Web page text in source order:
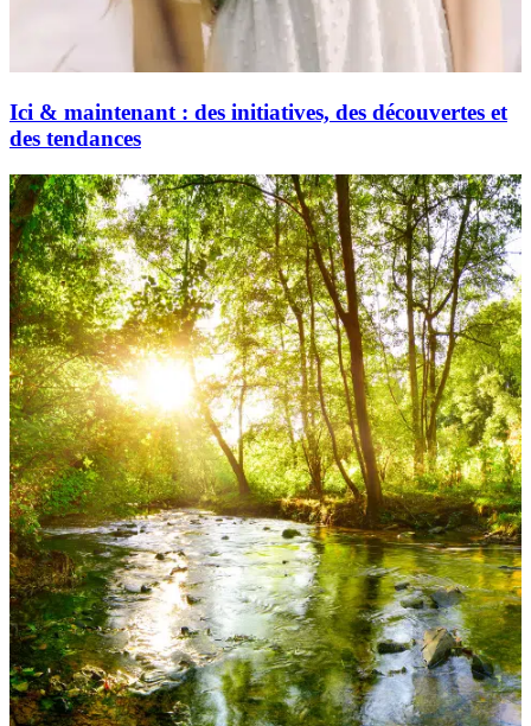
Ici & maintenant : des initiatives, des découvertes et
des tendances